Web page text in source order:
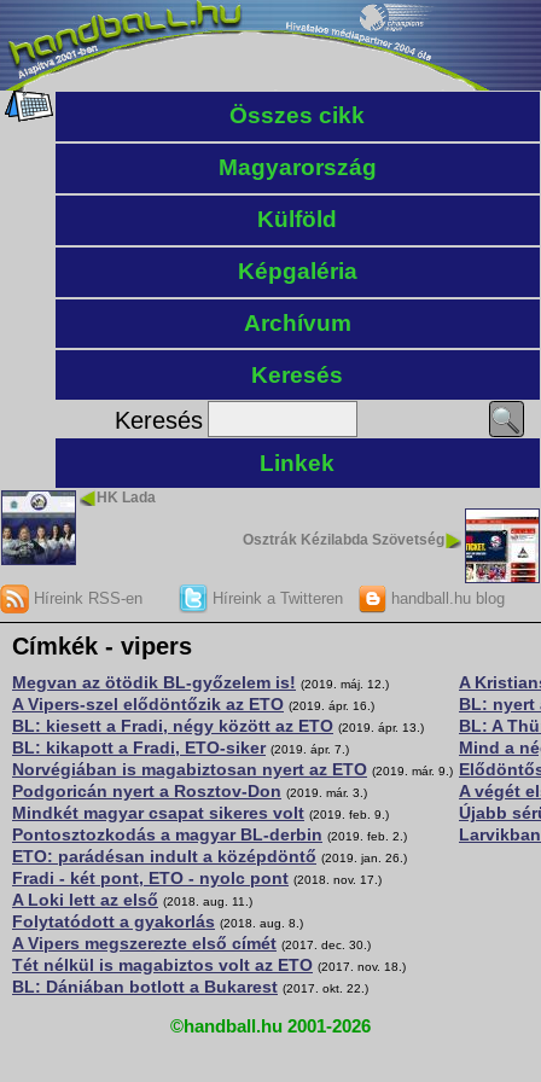
Összes cikk
Magyarország
Külföld
Képgaléria
Archívum
Keresés
Keresés
Linkek
HK Lada
Osztrák Kézilabda Szövetség
Híreink RSS-en Híreink a Twitteren handball.hu blog
Címkék - vipers
Megvan az ötödik BL-győzelem is! (2019. máj. 12.)
A Vipers-szel elődöntőzik az ETO (2019. ápr. 16.)
BL: kiesett a Fradi, négy között az ETO (2019. ápr. 13.)
BL: kikapott a Fradi, ETO-siker (2019. ápr. 7.)
Norvégiában is magabiztosan nyert az ETO (2019. már. 9.)
Podgoricán nyert a Rosztov-Don (2019. már. 3.)
Mindkét magyar csapat sikeres volt (2019. feb. 9.)
Pontosztozkodás a magyar BL-derbin (2019. feb. 2.)
ETO: parádésan indult a középdöntő (2019. jan. 26.)
Fradi - két pont, ETO - nyolc pont (2018. nov. 17.)
A Loki lett az első (2018. aug. 11.)
Folytatódott a gyakorlás (2018. aug. 8.)
A Vipers megszerezte első címét (2017. dec. 30.)
Tét nélkül is magabiztos volt az ETO (2017. nov. 18.)
BL: Dániában botlott a Bukarest (2017. okt. 22.)
A
BL: nyert
BL: A
Mind a
A végét
Újabb
©handball.hu 2001-2026